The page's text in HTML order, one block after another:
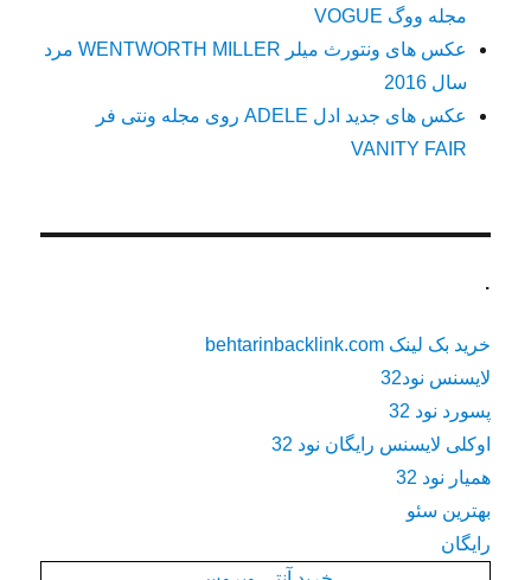
مجله ووگ VOGUE
عکس های ونتورث میلر WENTWORTH MILLER مرد
سال 2016
عکس های جدید ادل ADELE روی مجله ونتی فر
VANITY FAIR
.
خرید بک لینک behtarinbacklink.com
لایسنس نود32
پسورد نود 32
اوکلی لایسنس رایگان نود 32
همیار نود 32
بهترین سئو
رایگان